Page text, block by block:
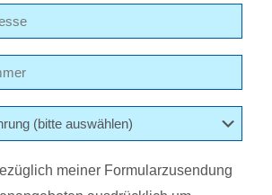
meiner Formularzusendung